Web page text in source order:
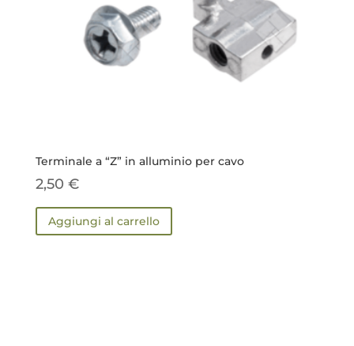
Terminale a “Z” in alluminio per cavo
2,50 €
Aggiungi al carrello